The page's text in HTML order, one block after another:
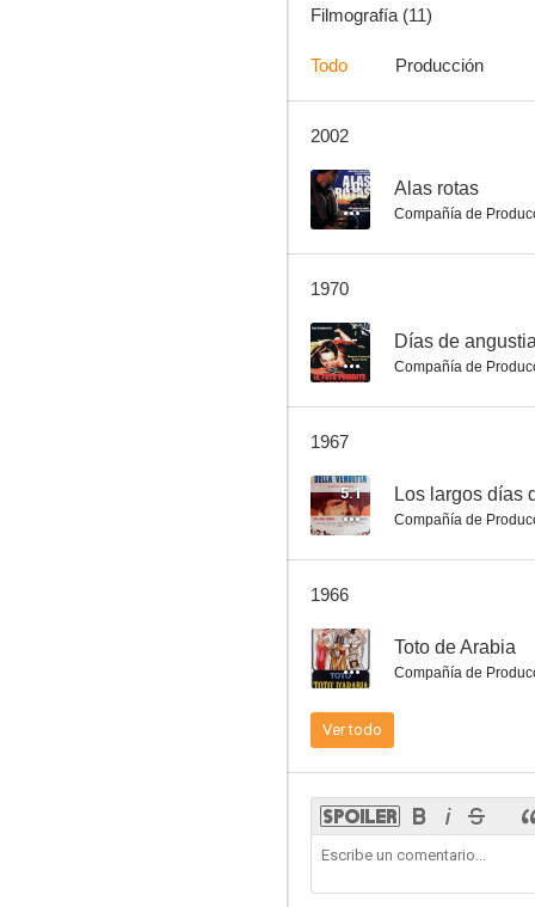
Filmografía (11)
Todo Producción
2002
10 Alas rotas
Compañía de
1970
-- Días de
Compañía de
1967
5.1 Los largos días
Compañía de
1966
-- Toto de Arabia
Compañía de
Ver todo